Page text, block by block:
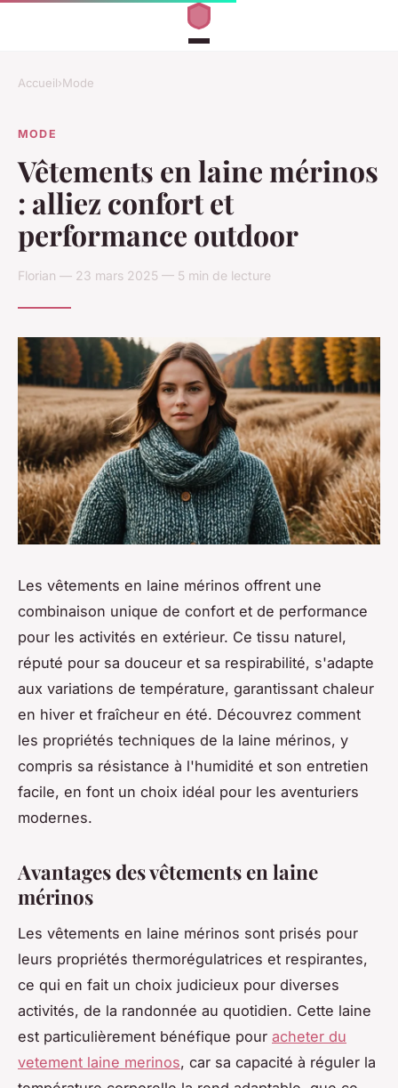
Accueil›Mode
MODE
Vêtements en laine mérinos
: alliez confort et
performance outdoor
Florian — 23 mars 2025 — 5 min de lecture
Les vêtements en laine mérinos offrent une
combinaison unique de confort et de performance
pour les activités en extérieur. Ce tissu naturel,
réputé pour sa douceur et sa respirabilité, s'adapte
aux variations de température, garantissant chaleur
en hiver et fraîcheur en été. Découvrez comment
les propriétés techniques de la laine mérinos, y
compris sa résistance à l'humidité et son entretien
facile, en font un choix idéal pour les aventuriers
modernes.
Avantages des vêtements en laine
mérinos
Les vêtements en laine mérinos sont prisés pour
leurs propriétés thermorégulatrices et respirantes,
ce qui en fait un choix judicieux pour diverses
activités, de la randonnée au quotidien. Cette laine
est particulièrement bénéfique pour acheter du
vetement laine merinos, car sa capacité à réguler la